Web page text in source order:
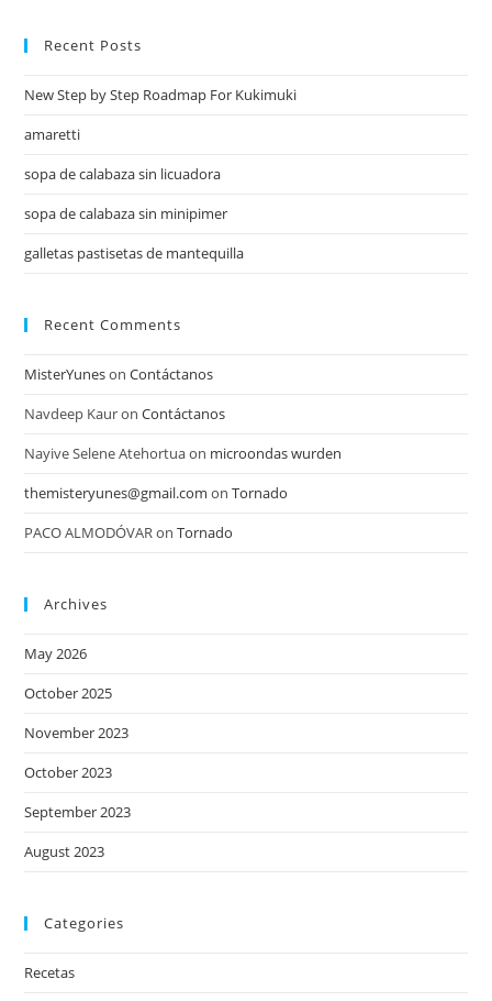
Recent Posts
New Step by Step Roadmap For Kukimuki
amaretti
sopa de calabaza sin licuadora
sopa de calabaza sin minipimer
galletas pastisetas de mantequilla
Recent Comments
MisterYunesonContáctanos
Navdeep KauronContáctanos
Nayive Selene Atehortuaon microondas wurden
themisteryunes@gmail.com onTornado
PACO ALMODÓVARonTornado
Archives
May 2026
October 2025
November 2023
October 2023
September 2023
August 2023
Categories
Recetas